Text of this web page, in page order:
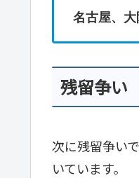
名古屋、
残留争い
次に残留争い
いています。